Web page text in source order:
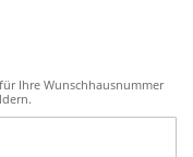
Ihre Wunschhausnummer